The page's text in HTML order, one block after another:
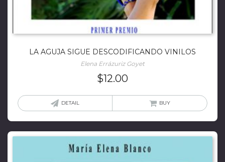
LA AGUJA SIGUE DESCODIFICANDO VINILOS
Elena Errázuriz Goyet
$12.00
DETAIL BUY